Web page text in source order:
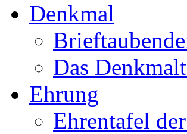
Denkmal
Das
Ehrung
Ehrentafel